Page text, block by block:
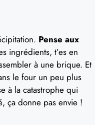
Pense aux
ingrédients, t’es en
à une brique. Et
le four un peu plus
à la catastrophe qui
ça donne pas envie !